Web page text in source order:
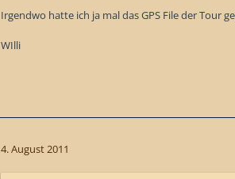
Irgendwo hatte ich ja mal das GPS File der Tour
WIlli
4. August 2011